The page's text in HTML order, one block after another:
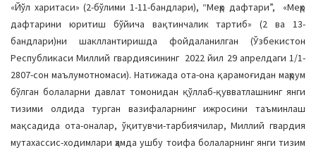
«Йўл харитаси» (2-бўлими 1-11-бандлари), “Меҳр дафтари”, «Меҳр
дафтарини юритиш бўйича вақтинчалик тартиб» (2 ва 13-
бандлари)ни шакллантиришда фойдаланилган (Ўзбекистон
Республикаси Миллий гвардиясининг 2022 йил 29 апрелдаги 1/1-
2807-сон маълумотномаси). Натижада ота-она қарамоғидан маҳрум
бўлган болаларни давлат томонидан қўллаб-қувватлашнинг янги
тизими олдида турган вазифаларнинг ижросини таъминлаш
мақсадида ота-оналар, ўқитувчи-тарбиячилар, Миллий гвардия
мутахассис-ходимлари ҳамда ушбу тоифа болаларнинг янги тизим